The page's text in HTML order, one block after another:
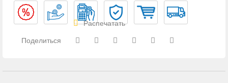
Распечатать
Поделиться